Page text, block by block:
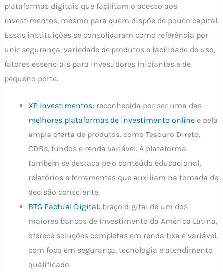
plataformas digitais que facilitam o acesso aos
investimentos, mesmo para quem dispõe de pouco capital.
Essas instituições se consolidaram como referência por
unir segurança, variedade de produtos e facilidade de uso,
fatores essenciais para investidores iniciantes e de
pequeno porte.
XP Investimentos: reconhecida por ser uma das
melhores plataformas de investimento onlinee pela
ampla oferta de produtos, como Tesouro Direto,
CDBs, fundos e renda variável. A plataforma
também se destaca pelo conteúdo educacional,
relatórios e ferramentas que auxiliam na tomada de
decisão consciente.
BTG Pactual Digital: braço digital de um dos
maiores bancos de investimento da América Latina,
oferece soluções completas em renda fixa e variável,
com foco em segurança, tecnologia e atendimento
qualificado.